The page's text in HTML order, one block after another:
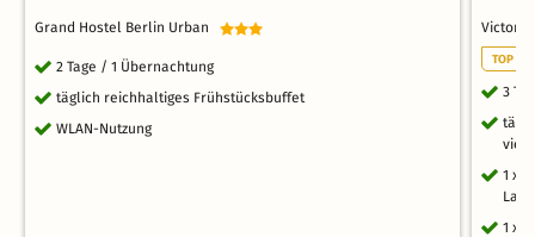
Grand Hostel Berlin Urban
2 Tage / 1 Übernachtung
täglich reichhaltiges Frühstücksbuffet
WLAN-Nutzung
TOP
3
1 x
1 x